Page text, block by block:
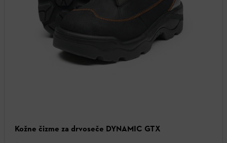
Kožne čizme za drvoseče DYNAMIC GTX